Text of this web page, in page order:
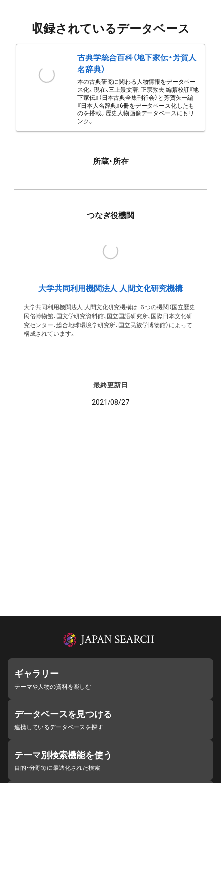
収録されているデータベース
古典学統合百科（地下家伝・芳賀人
名辞典）
本の古典研究に関わる人物情報をデータベー
ス化。現在、三上景文著; 正宗敦夫 編纂校訂『地
下家伝』（日本古典全集刊行会）と芳賀矢一編
『日本人名辞典』6冊をデータベース化したも
のを搭載。歴史人物画像データベースにもリ
ンク。
所蔵・所在
つなぎ役機関
大学共同利用機関法人 人間文化研究機構
大学共同利用機関法人 人間文化研究機構は ６つの機関（国立歴史
民俗博物館、国文学研究資料館、国立国語研究所、国際日本文化研
究センター、総合地球環境学研究所、国立民族学博物館）によって
構成されています。
最終更新日
2021/08/27
ギャラリー
テーマや人物の資料を楽しむ
データベースを見つける
連携しているデータベースを探す
テーマ別検索機能を使う
目的・分野毎に最適化された検索